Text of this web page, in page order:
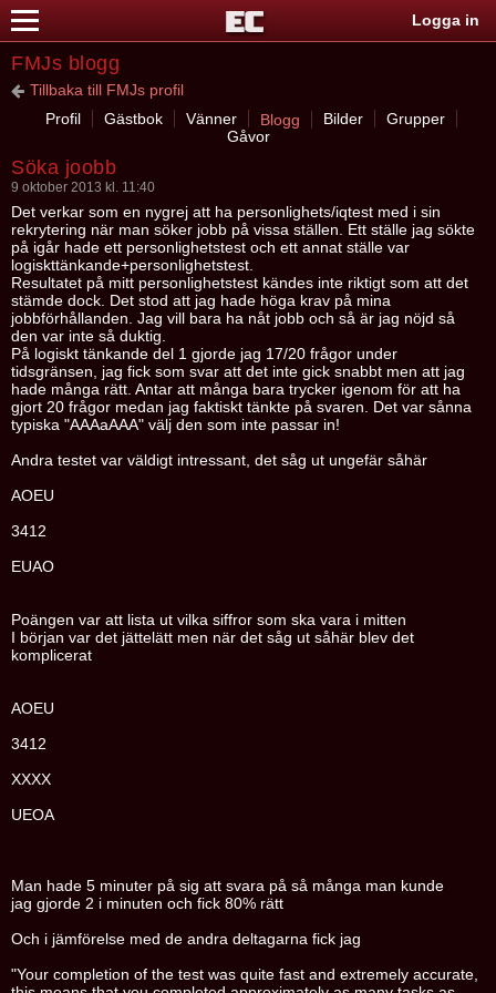
Logga in
FMJs blogg
Tillbaka till FMJs profil
Profil
Gästbok Vänner Blogg Bilder
Grupper
Gåvor
Söka joobb
9 oktober 2013 kl. 11:40
Det verkar som en nygrej att ha personlighets/iqtest med i sin
rekrytering när man söker jobb på vissa ställen. Ett ställe jag sökte
på igår hade ett personlighetstest och ett annat ställe var
logiskttänkande+personlighetstest.
Resultatet på mitt personlighetstest kändes inte riktigt som att det
stämde dock. Det stod att jag hade höga krav på mina
jobbförhållanden. Jag vill bara ha nåt jobb och så är jag nöjd så
den var inte så duktig.
På logiskt tänkande del 1 gjorde jag 17/20 frågor under
tidsgränsen, jag fick som svar att det inte gick snabbt men att jag
hade många rätt. Antar att många bara trycker igenom för att ha
gjort 20 frågor medan jag faktiskt tänkte på svaren. Det var sånna
typiska "AAAaAAA" välj den som inte passar in!
Andra testet var väldigt intressant, det såg ut ungefär såhär
AOEU
3412
EUAO
Poängen var att lista ut vilka siffror som ska vara i mitten
I början var det jättelätt men när det såg ut såhär blev det
komplicerat
AOEU
3412
XXXX
UEOA
Man hade 5 minuter på sig att svara på så många man kunde
jag gjorde 2 i minuten och fick 80% rätt
Och i jämförelse med de andra deltagarna fick jag
"Your completion of the test was quite fast and extremely accurate,